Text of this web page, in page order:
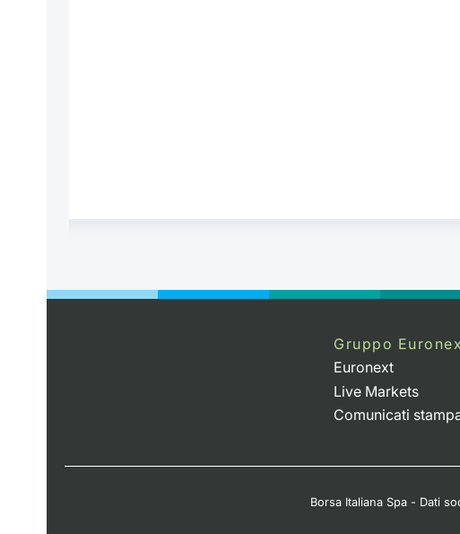
Gruppo
Euronext
Live Markets
Comunicati
Borsa Italiana Spa - Dati